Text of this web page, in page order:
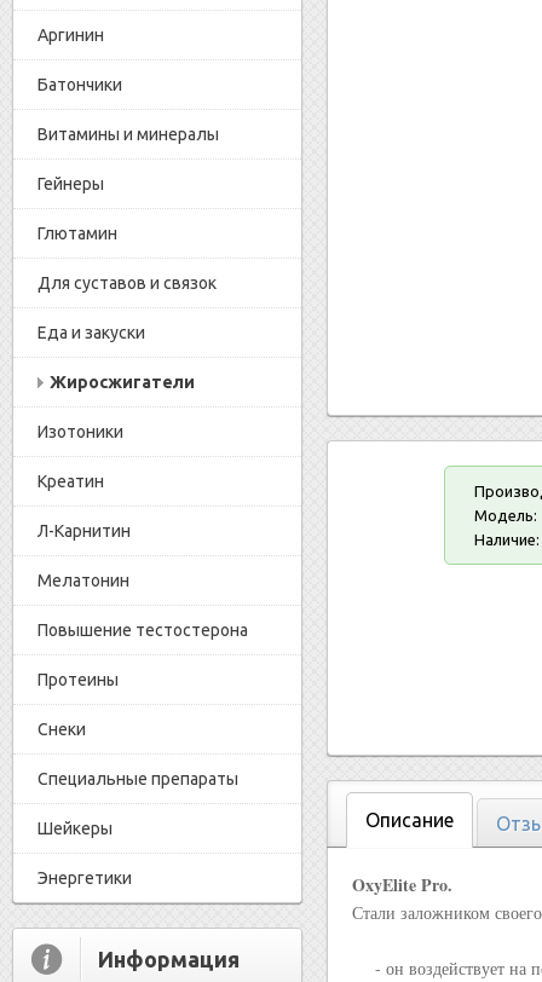
Аргинин
Батончики
Витамины и минералы
Гейнеры
Глютамин
Для суставов и связок
Еда и закуски
Жиросжигатели
Изотоники
Креатин
Л-Карнитин
Мелатонин
Повышение тестостерона
Протеины
Снеки
Специальные препараты
Шейкеры
Энергетики
Информация
Модель:
Наличие:
Описание
OxyElite Pro.
Стали заложником
- он воздействует на